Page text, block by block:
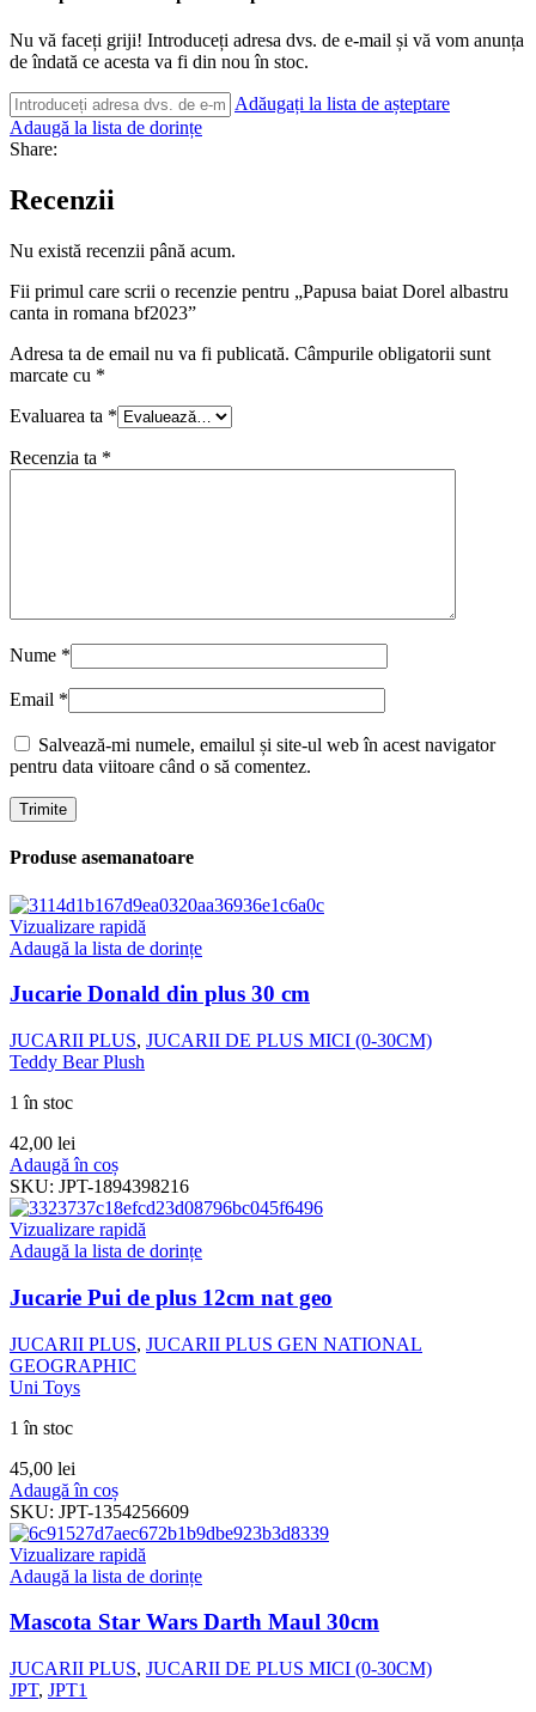
Nu vă faceți griji! Introduceți adresa dvs. de e-mail și vă vom anunța
de îndată ce acesta va fi din nou în stoc.
Adăugați la lista de așteptare
Adaugă la lista de dorințe
Share:
Recenzii
Nu există recenzii până acum.
Fii primul care scrii o recenzie pentru „Papusa baiat Dorel albastru
canta in romana bf2023”
Adresa ta de email nu va fi publicată. Câmpurile obligatorii sunt
marcate cu *
Evaluarea ta *
Recenzia ta *
Nume *
Email *
Salvează-mi numele, emailul și site-ul web în acest navigator
pentru data viitoare când o să comentez.
Produse asemanatoare
Vizualizare rapidă
Adaugă la lista de dorințe
Jucarie Donald din plus 30 cm
JUCARII PLUS, JUCARII DE PLUS MICI (0-30CM)
Teddy Bear Plush
1 în stoc
42,00 lei
Adaugă în coș
SKU: JPT-1894398216
Vizualizare rapidă
Adaugă la lista de dorințe
Jucarie Pui de plus 12cm nat geo
JUCARII PLUS, JUCARII PLUS GEN NATIONAL
GEOGRAPHIC
Uni Toys
1 în stoc
45,00 lei
Adaugă în coș
SKU: JPT-1354256609
Vizualizare rapidă
Adaugă la lista de dorințe
Mascota Star Wars Darth Maul 30cm
JUCARII PLUS, JUCARII DE PLUS MICI (0-30CM)
JPT, JPT1